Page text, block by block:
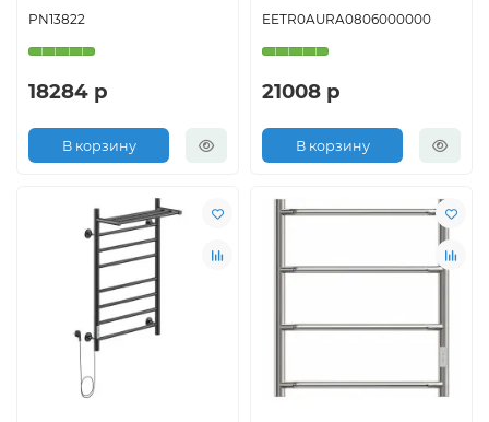
PN13822
18284 р
В корзину
EETR0AURA0806000000
21008 р
В корзину